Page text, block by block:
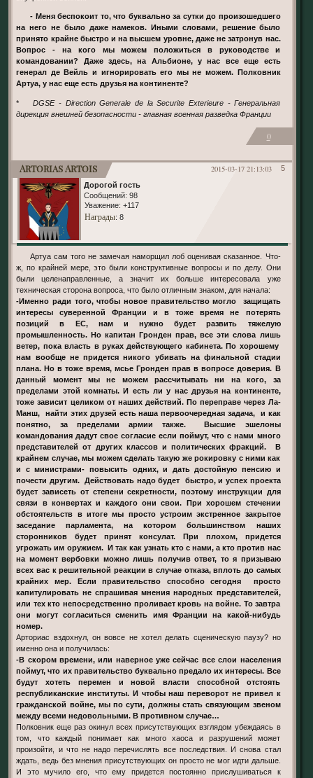
- Меня беспокоит то, что буквально за сутки до произошедшего
на него не было даже намеков. Иными словами, решение было
принято крайне быстро и на высшем уровне, даже не затронув нас.
Вопрос - на кого мы можем положиться в руководстве и
командовании? Даже здесь, на Альбионе, у нас все еще есть
генерал де Вейль и игнорировать его мы не можем. Полковник
Артуа, у нас еще есть друзья на континенте?
*
DGSE - Direction Generale de la Securite Exterieure - Генеральная
дирекция внешней безопасности - главная военная разведка Франции
0
5
2015-03-17 21:13:03
Artorias Artois
Дорогой гость
Сообщений: 98
Уважение: +117
Награды: 8
Артуа сам того не замечая наморщил лоб оценивая сказанное. Что-
ж, по крайней мере, это были конструктивные вопросы и по делу. Они
были целенаправленные, а значит их больше интересовала уже
техническая сторона вопроса, что было отличным знаком, для начала:
-Именно ради того, чтобы новое правительство могло защищать
интересы суверенной Франции и в тоже время не потерять
позиций в ЕС, нам и нужно будет развить тяжелую
промышленность. Но капитан Гронден прав, все эти слова лишь
ветер, пока власть в руках действующего кабинета. По хорошему
нам вообще не придется никого убивать на финальной стадии
плана. Но в тоже время, мсье Гронден прав в вопросе доверия. В
данный момент мы не можем рассчитывать ни на кого, за
пределами этой комнаты. И есть ли у нас друзья на континенте,
тоже зависит целиком от наших действий. По переправе через Ла-
Манш, найти этих друзей есть наша первоочередная задача, и как
понятно, за пределами армии также. Высшие эшелоны
командования дадут свое согласие если поймут, что с нами много
представителей от других классов и политических фракций. В
крайнем случае, мы можем сделать такую же рокировку с ними как
и с министрами- повысить одних, и дать достойную пенсию и
почести другим. Действовать надо будет быстро, и успех проекта
будет зависеть от степени секретности, поэтому инструкции для
связи в конвертах и каждого они свои. При хорошем стечении
обстоятельств в итоге мы просто устроим экстренное закрытое
заседание парламента, на котором большинством наших
сторонников будет принят консулат. При плохом, придется
угрожать им оружием. И так как узнать кто с нами, а кто против нас
на момент вербовки можно лишь получив ответ, то я призываю
всех вас к решительной реакции в случае отказа, вплоть до самых
крайних мер. Если правительство способно сегодня просто
капитулировать не спрашивая мнения народных представителей,
или тех кто непосредственно проливает кровь на войне. То завтра
они могут согласиться сменить имя Франции на какой-нибудь
номер.
Арториас вздохнул, он вовсе не хотел делать сценическую паузу? но
именно она и получилась:
-В скором времени, или наверное уже сейчас все слои населения
поймут, что их правительство буквально предало их интересы. Все
будут хотеть перемен и новой власти способной отстоять
республиканские институты. И чтобы наш переворот не привел к
гражданской войне, мы по сути, должны стать связующим звеном
между всеми недовольными. В противном случае…
Полковник еще раз окинул всех присутствующих взглядом убеждаясь в
том, что каждый понимает как много хаоса и разрушений может
произойти, и что не надо перечислять все последствия. И снова стал
ждать, ведь без мнения присутствующих он просто не мог идти дальше.
И это мучило его, что ему придется постоянно прислушиваться к